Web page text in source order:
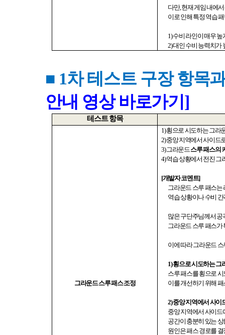
다만,현재 게임 내에
이로 인해 특정 역습
1)수비 라인이 매우 높
2)대인 수비 능력치가
■ 1차 테스트 구장 항목
안내 영상 바로가기]
테스트 항목
그라운드 스루 패스 조정
1)횡으로 시도하는 그라
2)중앙 지역에서 사이드
3)그라운드스루 패스의
4)역습 상황에서 전진 그
[개발자 코멘트]
그라운드 스루 패스는
역습 상황이나 수비
많은 구단주님께서 공
그라운드 스루 패스가
이에 따라 그라운드
1)횡으로 시도하는 그
스루 패스를 횡으로 시
이를 개선하기 위해
2)중앙 지역에서 사이
중앙 지역에서 사이드
공간이 충분히 있는
원인은 패스 경로를